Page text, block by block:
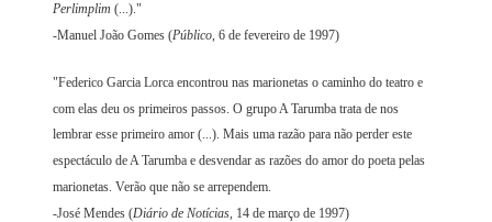
Perlimplim (...)."
-Manuel João Gomes (Público, 6 de fevereiro de 1997)
"Federico Garcia Lorca encontrou nas marionetas o caminho do teatro e
com elas deu os primeiros passos. O grupo A Tarumba trata de nos
lembrar esse primeiro amor (...). Mais uma razão para não perder este
espectáculo de A Tarumba e desvendar as razões do amor do poeta pelas
marionetas. Verão que não se arrependem.
-José Mendes (Diário de Notícias , 14 de março de 1997)